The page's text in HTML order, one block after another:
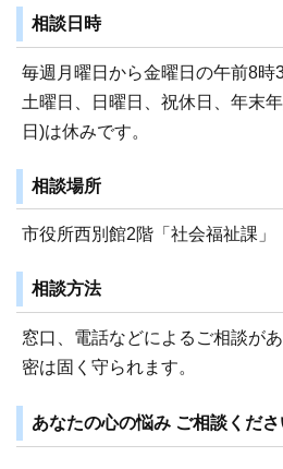
相談日時
毎週月曜日から金曜日の午前8時
土曜日、日曜日、祝休日、年末
日)は休みです。
相談場所
市役所西別館2階「社会福祉課」
相談方法
窓口、電話などによるご相談が
密は固く守られます。
あなたの心の悩み ご相談くださ